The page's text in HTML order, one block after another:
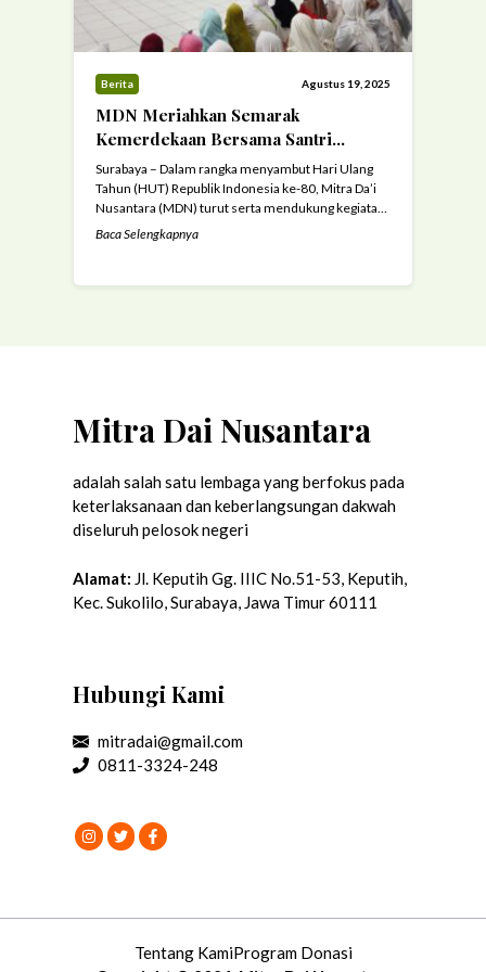
Berita Agustus 19, 2025
MDN Meriahkan Semarak
Kemerdekaan Bersama Santri
Rumah Qur’an Hidayatullah
Surabaya – Dalam rangka menyambut Hari Ulang
Tahun (HUT) Republik Indonesia ke-80, Mitra Da’i
Nusantara (MDN) turut serta mendukung kegiatan
semarak kemerdekaan yang diselenggarakan
Surabaya, pada 11–15 Agustus 2025 dengan penuh
Baca Selengkapnya
Mitra Dai Nusantara
adalah salah satu lembaga yang berfokus pada
keterlaksanaan dan keberlangsungan dakwah
diseluruh pelosok negeri
Alamat: Jl. Keputih Gg. IIIC No.51-53, Keputih,
Kec. Sukolilo, Surabaya, Jawa Timur 60111
Hubungi Kami
mitradai@gmail.com
0811-3324-248
Tentang KamiProgram Donasi